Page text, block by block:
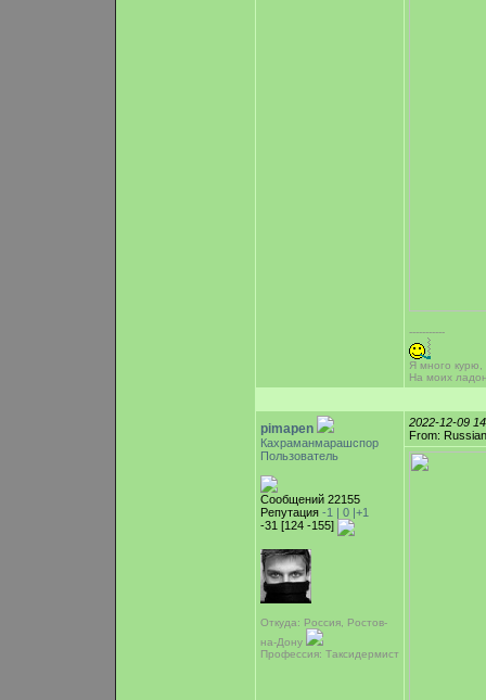
-----------
Я много курю,
На моих
pimapen
Кахраманмарашспор
Пользователь
Сообщений 22155
Репутация -1 | 0 |+1
-31 [124 -155]
Откуда: Россия, Ростов-
на-Дону
Профессия: Таксидермист
2022-12-09
From: